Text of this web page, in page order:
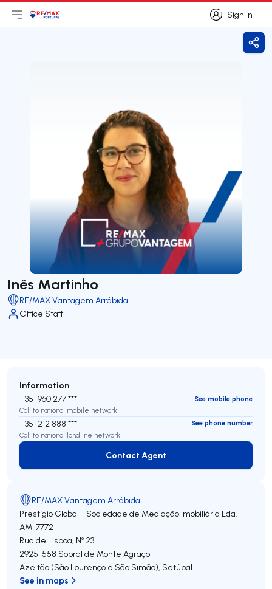
Sign in
Sign in
Open main menu
LogoGo to homepage
Inês Martinho
RE/MAX Vantagem Arrábida
Office Staff
Information
+351 960 277 ***
See mobile phone
Call to national mobile network
+351 212 888 ***
See phone number
Call to national landline network
Contact Agent
Contact Agent
RE/MAX Vantagem Arrábida
Prestígio Global - Sociedade de Mediação Imobiliária Lda.
AMI 7772
Rua de Lisboa, Nº 23
2925-558 Sobral de Monte Agraço
Azeitão (São Lourenço e São Simão), Setúbal
See in maps